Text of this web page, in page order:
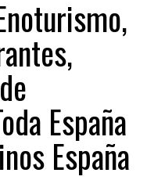
España
España